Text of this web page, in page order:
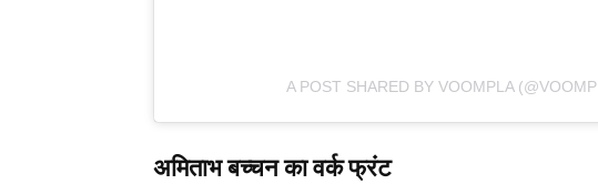
A POST SHARED BY VOOMPLA
अमिताभ बच्चन का वर्क फ्रंट